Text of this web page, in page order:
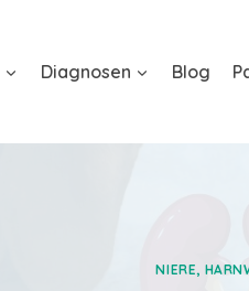
Diagnosen Blog
NIERE,